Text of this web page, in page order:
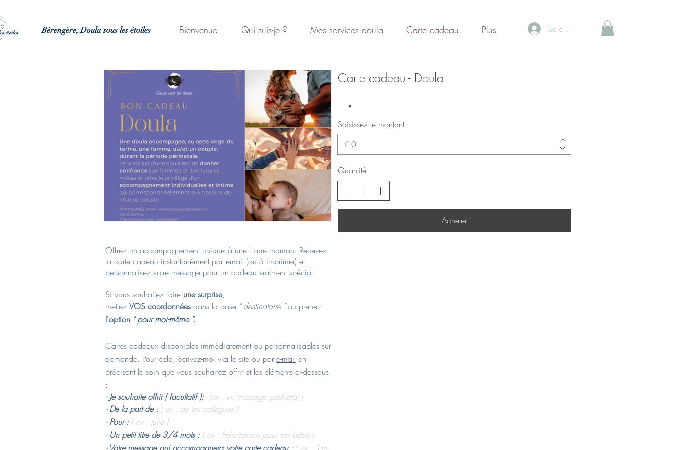
Bérengère, Doula sous les étoiles Bienvenue Qui suis-je ? Mes services doula Carte cadeau Plus Se connecter
Carte cadeau - Doula
Saisissez le montant
€
Quantité
Acheter
Offrez un accompagnement unique à une future maman. Recevez
la carte cadeau instantanément par email (ou à imprimer) et
personnalisez votre message pour un cadeau vraiment spécial.
Si vous souhaitez faire une surprise,
mettez VOS coordonnées dans la case " destinataire "ou prenez
l'option " pour moi-même ".
Cartes cadeaux disponibles immédiatement ou personnalisables sur
demande. Pour cela, écrivez-moi via le site ou pare-mail en
précisant le soin que vous souhaitez offrir et les éléments ci-dessous
:
- Je souhaite offrir ( facultatif ): (ex : un massage postnatal )
- De la part de :( ex : de tes collègues )
- Pour : ( ex : Julie )
- Un petit titre de 3/4 mots : ( ex : Félicitations pour ton bébé )